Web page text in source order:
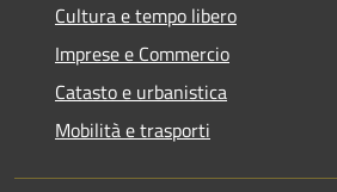
Cultura e tempo libero
Imprese e Commercio
Catasto e urbanistica
Mobilità e trasporti